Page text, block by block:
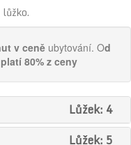
v ceně ubytování. Od
80% z ceny
Lůžek: 4
Lůžek: 5